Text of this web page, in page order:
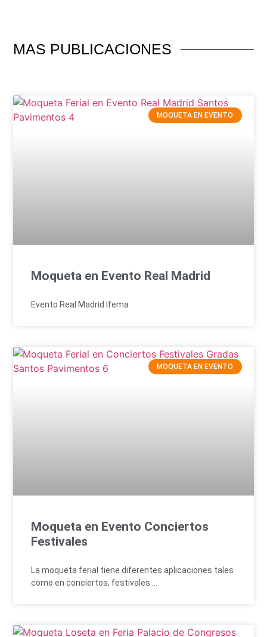
MAS PUBLICACIONES
MOQUETA EN EVENTO
Moqueta en Evento Real Madrid
Evento Real Madrid Ifema
MOQUETA EN EVENTO
Moqueta en Evento Conciertos
Festivales
La moqueta ferial tiene diferentes aplicaciones tales
como en conciertos, festivales …